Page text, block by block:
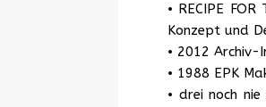
• RECIPE
Konzept und
• 2012 Archiv-
• 1988 EPK
• drei noch